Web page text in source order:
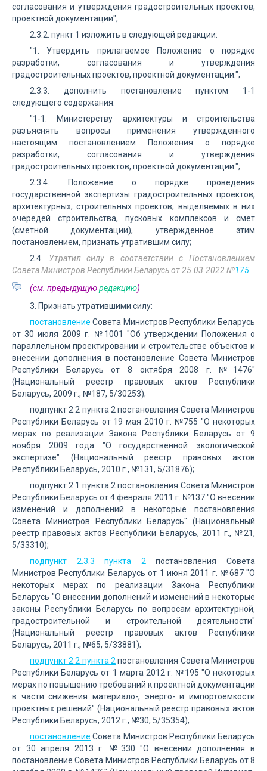
согласования и утверждения градостроительных проектов,
проектной документации";
2.3.2. пункт 1 изложить в следующей редакции:
"1. Утвердить прилагаемое Положение о порядке
разработки, согласования и утверждения
градостроительных проектов, проектной документации.";
2.3.3. дополнить постановление пунктом 1-1
следующего содержания:
"1-1. Министерству архитектуры и строительства
разъяснять вопросы применения утвержденного
настоящим постановлением Положения о порядке
разработки, согласования и утверждения
градостроительных проектов, проектной документации.";
2.3.4. Положение о порядке проведения
государственной экспертизы градостроительных проектов,
архитектурных, строительных проектов, выделяемых в них
очередей строительства, пусковых комплексов и смет
(сметной документации), утвержденное этим
постановлением, признать утратившим силу;
2.4. Утратил силу в соответствии с Постановлением
Совета Министров Республики Беларусь от 25.03.2022 №175
(см. предыдущуюредакцию)
3. Признать утратившими силу:
постановление Совета Министров Республики Беларусь
от 30 июля 2009 г. №1001 "Об утверждении Положения о
параллельном проектировании и строительстве объектов и
внесении дополнения в постановление Совета Министров
Республики Беларусь от 8 октября 2008 г. №1476"
(Национальный реестр правовых актов Республики
Беларусь, 2009 г., №187, 5/30253);
подпункт 2.2 пункта 2 постановления Совета Министров
Республики Беларусь от 19 мая 2010 г. №755 "О некоторых
мерах по реализации Закона Республики Беларусь от 9
ноября 2009 года "О государственной экологической
экспертизе" (Национальный реестр правовых актов
Республики Беларусь, 2010 г., №131, 5/31876);
подпункт 2.1 пункта 2 постановления Совета Министров
Республики Беларусь от 4 февраля 2011 г. №137 "О внесении
изменений и дополнений в некоторые постановления
Совета Министров Республики Беларусь" (Национальный
реестр правовых актов Республики Беларусь, 2011 г., №21,
5/33310);
подпункт 2.3.3 пункта 2 постановления Совета
Министров Республики Беларусь от 1 июня 2011 г. №687 "О
некоторых мерах по реализации Закона Республики
Беларусь "О внесении дополнений и изменений в некоторые
законы Республики Беларусь по вопросам архитектурной,
градостроительной и строительной деятельности"
(Национальный реестр правовых актов Республики
Беларусь, 2011 г., №65, 5/33881);
подпункт 2.2 пункта 2 постановления Совета Министров
Республики Беларусь от 1 марта 2012 г. №195 "О некоторых
мерах по повышению требований к проектной документации
в части снижения материало-, энерго- и импортоемкости
проектных решений" (Национальный реестр правовых актов
Республики Беларусь, 2012 г., №30, 5/35354);
постановление Совета Министров Республики Беларусь
от 30 апреля 2013 г. №330 "О внесении дополнения в
постановление Совета Министров Республики Беларусь от 8